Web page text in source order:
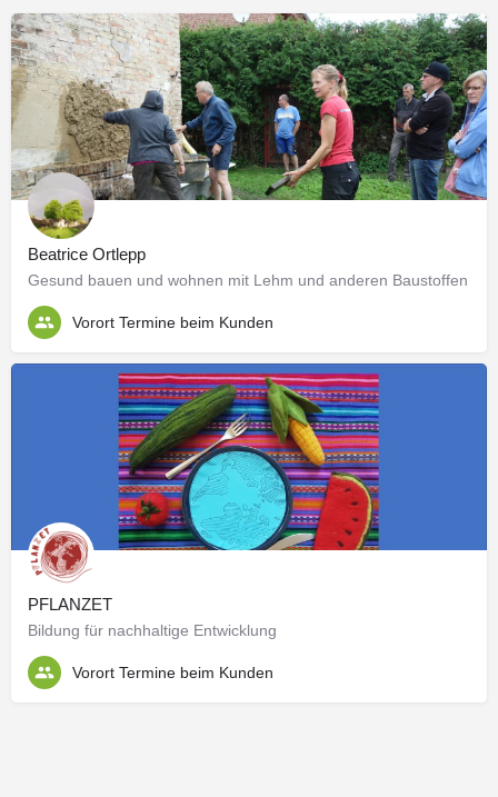
Beatrice Ortlepp
Gesund bauen und wohnen mit Lehm und anderen Baustoffen
Vorort Termine beim Kunden
PFLANZET
Bildung für nachhaltige Entwicklung
Vorort Termine beim Kunden